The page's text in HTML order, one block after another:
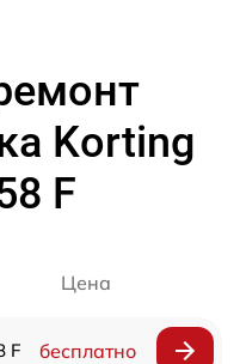
Korting
F
Цена
F бесплатно